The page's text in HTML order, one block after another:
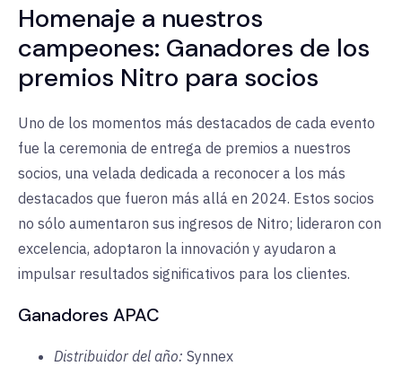
Homenaje a nuestros
campeones: Ganadores de los
premios Nitro para socios
Uno de los momentos más destacados de cada evento
fue la ceremonia de entrega de premios a nuestros
socios, una velada dedicada a reconocer a los más
destacados que fueron más allá en 2024. Estos socios
no sólo aumentaron sus ingresos de Nitro; lideraron con
excelencia, adoptaron la innovación y ayudaron a
impulsar resultados significativos para los clientes.
Ganadores APAC
Distribuidor del año: Synnex